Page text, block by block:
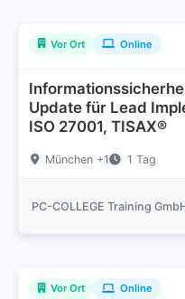
Vor Ort Online
Update für Lead
ISO 27001, TISAX®
München +1 1 Tag
PC-COLLEGE Training
Vor Ort Online